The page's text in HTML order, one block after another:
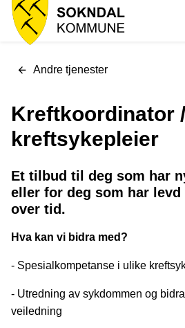
Sokndal
kommune
Du
Andre tjenester
Kreftkoordinator /
kreftsykepleier
Et tilbud til deg som har
eller for deg som har levd
over tid.
Hva kan vi bidra med?
- Spesialkompetanse i ulike
- Utredning av sykdommen og
veiledning